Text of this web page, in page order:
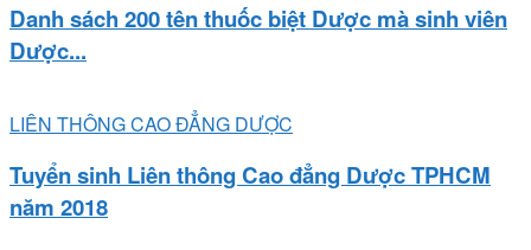
Danh sách 200 tên thuốc biệt Dược mà sinh viên
Dược...
LIÊN THÔNG CAO ĐẲNG DƯỢC
Tuyển sinh Liên thông Cao đẳng Dược TPHCM
năm 2018